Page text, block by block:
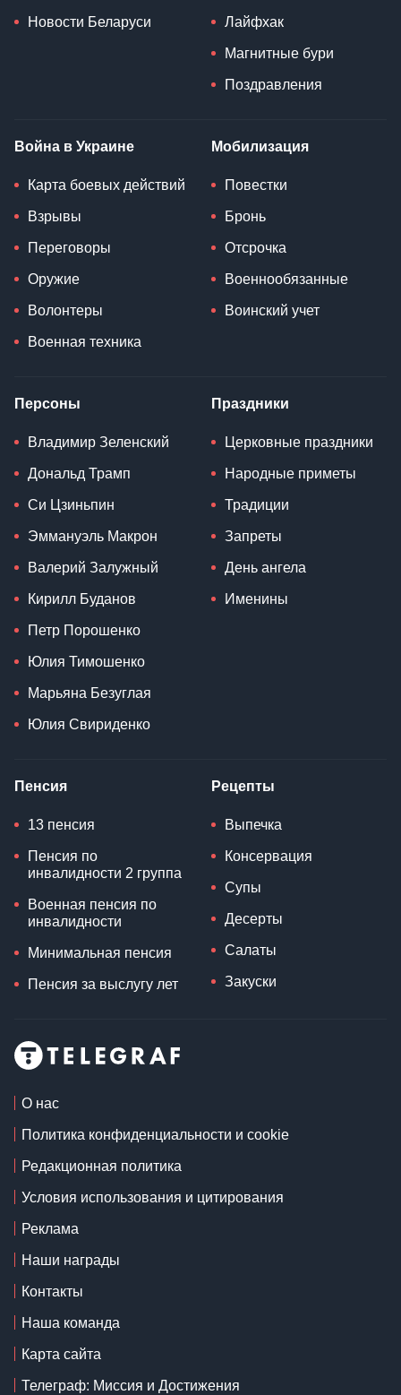
Новости Беларуси Лайфхак
Магнитные бури
Поздравления
Война в Украине
Карта боевых действий
Взрывы
Переговоры
Оружие
Волонтеры
Военная техника
Мобилизация
Повестки
Бронь
Отсрочка
Военнообязанные
Воинский учет
Персоны
Владимир Зеленский
Дональд Трамп
Си Цзиньпин
Эммануэль Макрон
Валерий Залужный
Кирилл Буданов
Петр Порошенко
Юлия Тимошенко
Марьяна Безуглая
Юлия Свириденко
Праздники
Церковные праздники
Народные приметы
Традиции
Запреты
День ангела
Именины
Пенсия
13 пенсия
Пенсия по
инвалидности 2 группа
Военная пенсия по
инвалидности
Минимальная пенсия
Пенсия за выслугу лет
Рецепты
Выпечка
Консервация
Супы
Десерты
Салаты
Закуски
О нас
Политика конфиденциальности и cookie
Редакционная политика
Условия использования и цитирования
Реклама
Наши награды
Контакты
Наша команда
Карта сайта
Телеграф: Миссия и Достижения